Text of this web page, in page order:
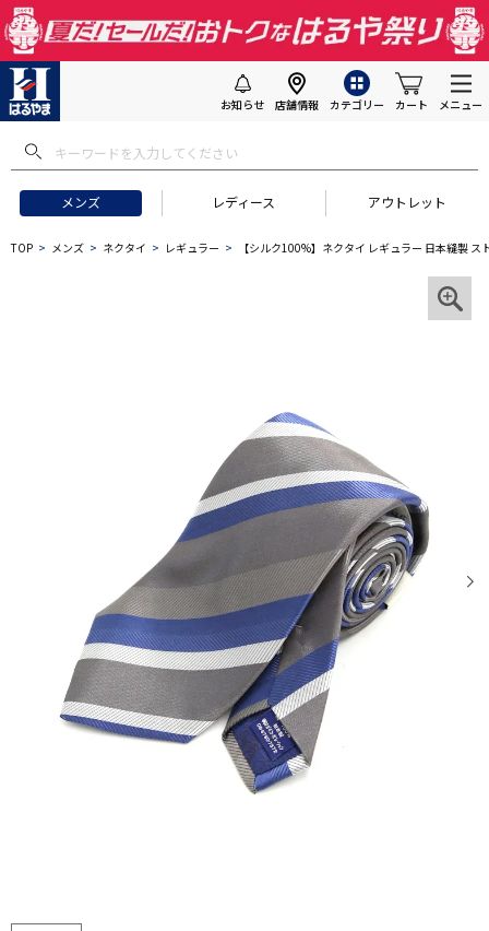
お知らせ 店舗情報 カテゴリー カート メニュー
メンズ レディース アウトレット
TOP メンズ ネクタイ レギュラー 【シルク100%】ネクタイ レギュラー 日本縫製 ス